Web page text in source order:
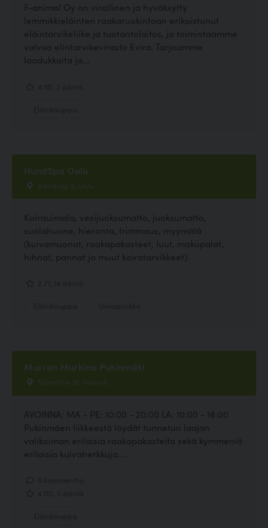
F-animal Oy on virallinen ja hyväksytty
lemmikkieläinten raakaruokintaan erikoistunut
eläintarvikeliike ja tuotantolaitos, ja toimintaamme
valvoo elintarvikevirasto Evira. Tarjoamme
laadukkaita ja...
HundSpa Oulu
Sienikuja 9, Oulu
Koirauimala, vesijuoksumatto, juoksumatto,
suolahuone, hieronta, trimmaus, myymälä
(kuivamuonat, raakapakasteet, luut, makupalat,
hihnat, pannat ja muut koiratarvikkeet).
Murren Murkina Pukinmäki
Säterintie 16, Helsinki
AVOINNA: MA - PE: 10:00 - 20:00 LA: 10:00 - 18:00
Pukinmäen liikkeestä löydät tunnetun laajan
valikoiman erilaisia raakapakasteita sekä kymmeniä
erilaisia kuivaherkkuja....